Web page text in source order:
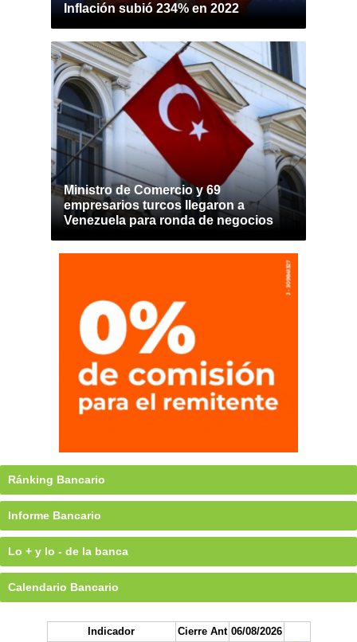
Inflación subió 234% en 2022
Ministro de Comercio y 69
empresarios turcos llegaron a
Venezuela para ronda de negocios
Ránking Bancario
Informe Bancario
Lo + y lo - de la banca
Calendario Bancario
Indicador Cierre Ant 06/08/2026